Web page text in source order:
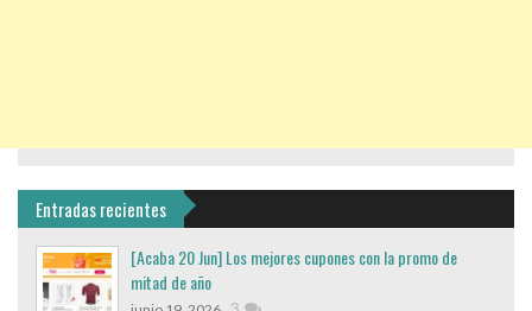
Entradas recientes
[Acaba 20 Jun] Los mejores cupones con la promo de
mitad de año